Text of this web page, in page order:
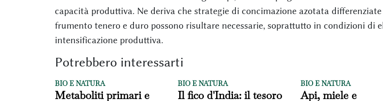
capacità produttiva. Ne deriva che strategie di concimazione azotata
frumento tenero e duro possono risultare necessarie, soprattutto in condizioni di
intensificazione produttiva.
Potrebbero interessarti
BIO E NATURA
Metaboliti primari e
BIO E NATURA
Il fico d'India: il tesoro
BIO E NATURA
Api, miele e